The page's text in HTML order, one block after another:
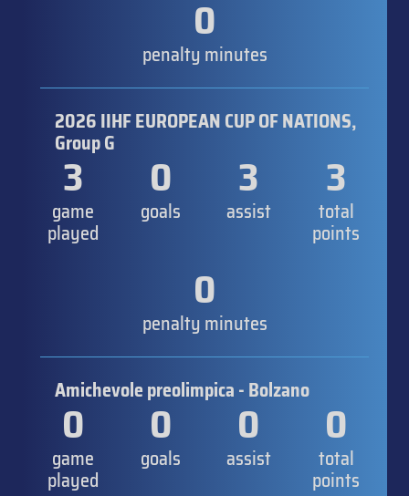
0
penalty minutes
2026 IIHF EUROPEAN CUP OF NATIONS,
Group G
3
game
played
0
goals
3
assist
3
total
points
0
penalty minutes
Amichevole preolimpica - Bolzano
0
game
played
0
goals
0
assist
0
total
points